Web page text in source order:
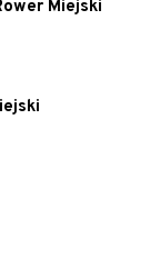
Miejski